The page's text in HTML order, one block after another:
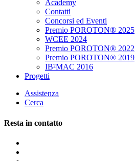
Academy
Contatti
Concorsi ed Eventi
Premio POROTON® 2025
WCEE 2024
Premio POROTON® 2022
Premio POROTON® 2019
IB²MAC 2016
Progetti
Assistenza
Cerca
Resta in contatto